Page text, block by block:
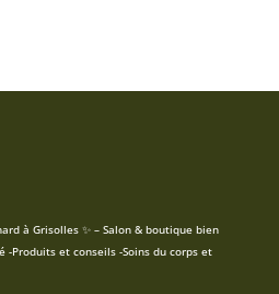
à Grisolles ✨ – Salon & boutique bien
-Produits et conseils -Soins du corps et